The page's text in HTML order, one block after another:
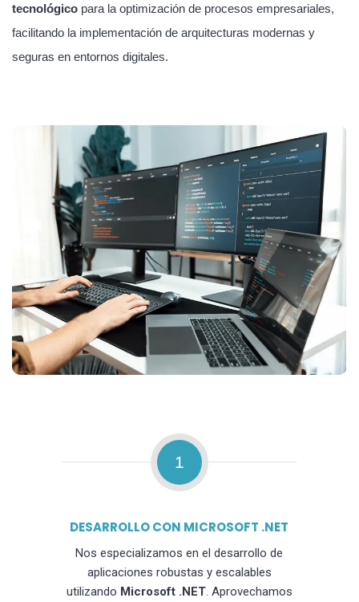
tecnológico para la optimización de procesos empresariales,
facilitando la implementación de arquitecturas modernas y
seguras en entornos digitales.
1
DESARROLLO CON MICROSOFT .NET
Nos especializamos en el desarrollo de
aplicaciones robustas y escalables
utilizando Microsoft .NET. Aprovechamos